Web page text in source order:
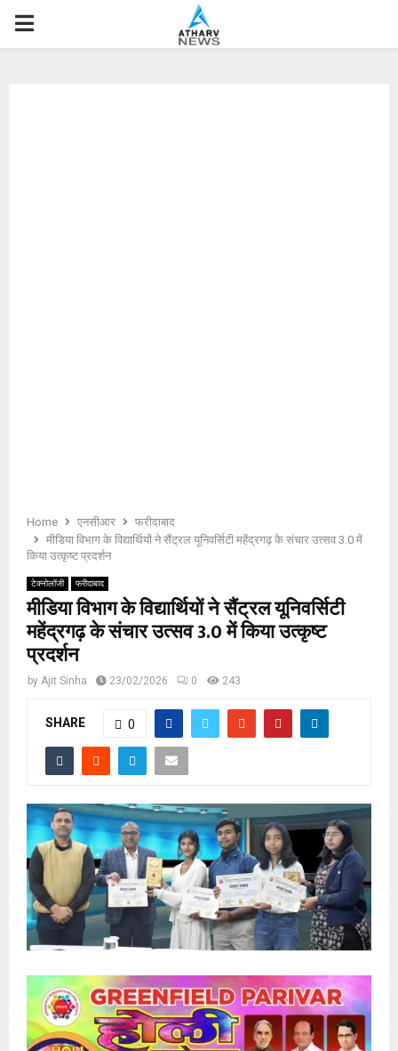
P
Home एनसीआर
फरीदाबाद
मीडिया विभाग के विद्यार्थियों ने सैंट्रल यूनिवर्सिटी महेंद्रगढ़ के संचार उत्सव 3.0 में
किया उत्कृष्ट प्रदर्शन
टेक्नोलॉजी फरीदाबाद
मीडिया विभाग के विद्यार्थियों ने सैंट्रल यूनिवर्सिटी
महेंद्रगढ़ के संचार उत्सव 3.0 में किया उत्कृष्ट
प्रदर्शन
by Ajit Sinha 23/02/2026 0 243
SHARE 0